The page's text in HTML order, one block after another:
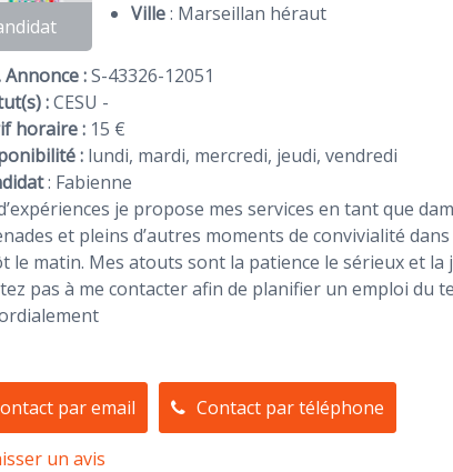
Ville: Marseillan héraut
Annonce :S-43326-12051
:CESU -
horaire :15 €
:lundi, mardi, mercredi, jeudi, vendredi
: Fabienne
je propose mes services en tant que
et pleins d’autres moments de convivialité
le matin. Mes atouts sont la patience le sérieux et la
pas à me contacter afin de planifier un emploi du
par email Contact par téléphone
un avis